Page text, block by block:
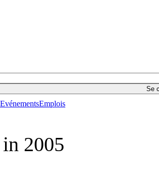
Se
EvénementsEmplois
2005